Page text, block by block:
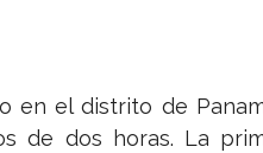
en el distrito de
de dos horas. La